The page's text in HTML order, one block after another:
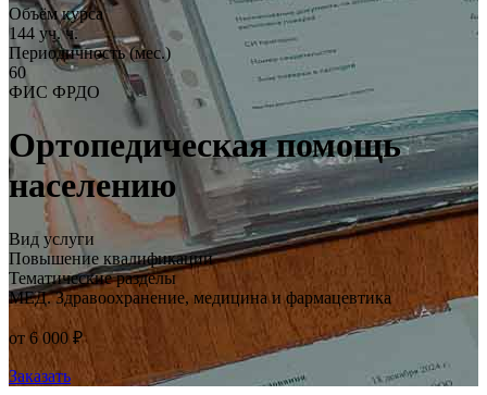
Объём курса
144 уч. ч.
Периодичность (мес.)
60
ФИС ФРДО
Ортопедическая помощь
населению
Вид услуги
Повышение квалификации
Тематические разделы
МЕД. Здравоохранение, медицина и фармацевтика
от 6 000 ₽
Заказать